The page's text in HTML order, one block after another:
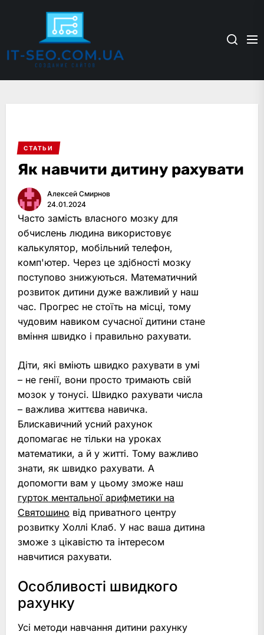
content
СТАТЬИ
Як навчити дитину рахувати
Алексей Смирнов
24.01.2024
Часто замість власного мозку для
обчислень людина використовує
калькулятор, мобільний телефон,
комп'ютер. Через це здібності мозку
поступово знижуються. Математичний
розвиток дитини дуже важливий у наш
час. Прогрес не стоїть на місці, тому
чудовим навиком сучасної дитини стане
вміння швидко і правильно рахувати.
Діти, які вміють швидко рахувати в умі
– не генії, вони просто тримають свій
мозок у тонусі. Швидко рахувати числа
– важлива життєва навичка.
Блискавичний усний рахунок
допомагає не тільки на уроках
математики, а й у житті. Тому важливо
знати, як швидко рахувати. А
допомогти вам у цьому зможе наш
гурток ментальної арифметики на
Святошино від приватного центру
розвитку Холлі Клаб. У нас ваша дитина
зможе з цікавістю та інтересом
навчитися рахувати.
Особливості швидкого
рахунку
Усі методи навчання дитини рахунку